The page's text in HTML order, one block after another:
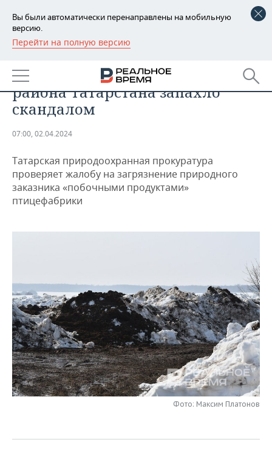
Вы были автоматически перенаправлены на мобильную
версию.
Перейти на полную версию
РЕГИОНЫ
БАШКОРТОСТАН
ТАТАРСТАН
НОВОСТИ
АНАЛИТИКА
ДЕКЛАРАЦИИ О ДОХОДАХ
КОРОЛИ ГОСЗАКАЗА ПФО
ВУЗЫ ТАТАРСТАНА
НОВОСТИ ЭКОНОМИКИ
ФИНАНСЫ
БАНКИ
ПРОМЫШЛЕННОСТЬ
НОВОСТИ
ПРОМЫШЛЕННОСТИ
НЕФТЬ
ОПК
ЭНЕРГЕТИКА
НЕДВИЖИМОСТЬ
НОВОСТИ НЕДВИЖИМОСТИ
РОЗНИЧНАЯ ТОРГОВЛЯ
ТРАНСПОРТ
УСЛУГИ
НОВОСТИ ТЕХНОЛОГИЙ
IT
МЕДИА
ТЕЛЕКОММУНИКАЦИИ
МЕРОПРИЯТИЯ
НОВОСТИ МЕРОПРИЯТИЙ
ВЫЕЗДНАЯ РЕДАКЦИЯ
БИЗНЕС-БРАНЧИ
СПОРТ
НОВОСТИ СПОРТА
ФУТБОЛ
ОБЩЕСТВО
НОВОСТИ ОБЩЕСТВА
ФОТОГАЛЕРЕЯ
На полях Пестречинского
района Татарстана запахло
скандалом
07:00, 02.04.2024
Татарская природоохранная прокуратура
проверяет жалобу на загрязнение природного
заказника «побочными продуктами»
птицефабрики
Фото: Максим Платонов